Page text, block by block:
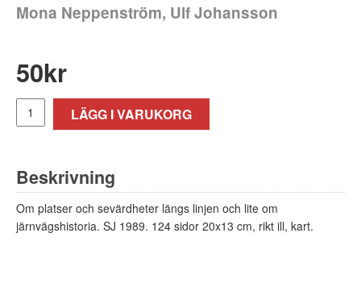
Mona Neppenström, Ulf Johansson
50kr
LÄGG I VARUKORG
Beskrivning
Om platser och sevärdheter längs linjen och lite om
järnvägshistoria. SJ 1989. 124 sidor 20x13 cm, rikt ill, kart.